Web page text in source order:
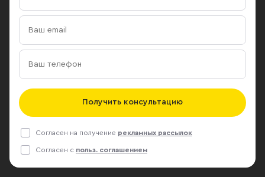
Получить консультацию
Согласен на получение рекламных рассылок
Согласен с польз. соглашением